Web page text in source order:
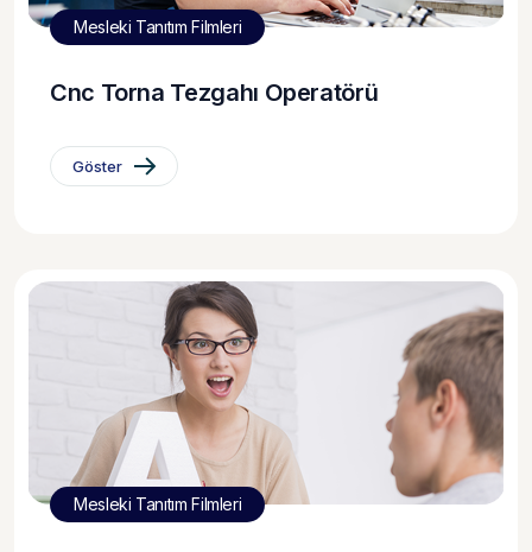
Mesleki Tanıtım Filmleri
Cnc Torna Tezgahı Operatörü
Göster
Mesleki Tanıtım Filmleri